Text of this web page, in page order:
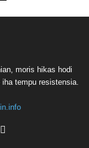
moris hikas hodi
tempu resistensia.